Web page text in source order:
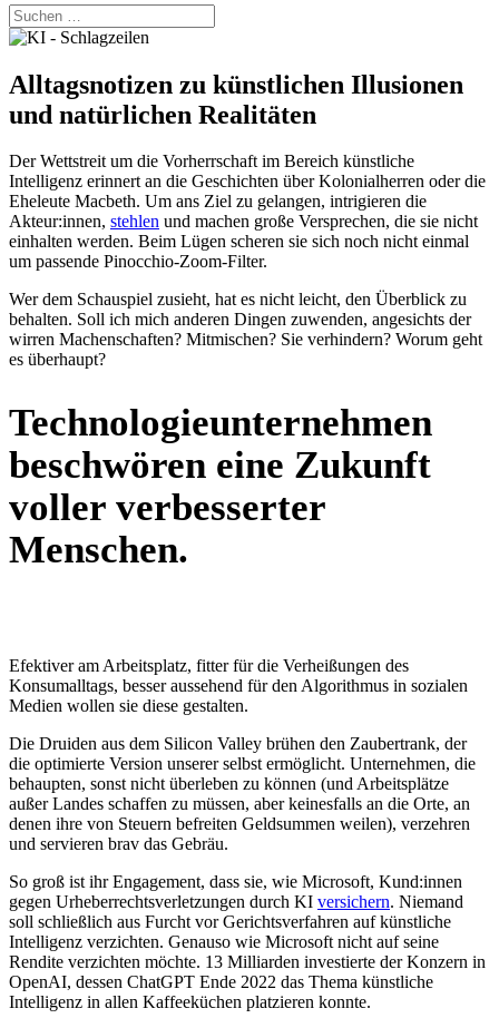
Suchen
nach:
Alltagsnotizen zu künstlichen Illusionen
und natürlichen Realitäten
Der Wettstreit um die Vorherrschaft im Bereich künstliche
Intelligenz erinnert an die Geschichten über Kolonialherren oder die
Eheleute Macbeth. Um ans Ziel zu gelangen, intrigieren die
Akteur:innen, stehlen und machen große Versprechen, die sie nicht
einhalten werden. Beim Lügen scheren sie sich noch nicht einmal
um passende Pinocchio-Zoom-Filter.
Wer dem Schauspiel zusieht, hat es nicht leicht, den Überblick zu
behalten. Soll ich mich anderen Dingen zuwenden, angesichts der
wirren Machenschaften? Mitmischen? Sie verhindern? Worum geht
es überhaupt?
Technologieunternehmen
beschwören eine Zukunft
voller verbesserter
Menschen.
Efektiver am Arbeitsplatz, fitter für die Verheißungen des
Konsumalltags, besser aussehend für den Algorithmus in sozialen
Medien wollen sie diese gestalten.
Die Druiden aus dem Silicon Valley brühen den Zaubertrank, der
die optimierte Version unserer selbst ermöglicht. Unternehmen, die
behaupten, sonst nicht überleben zu können (und Arbeitsplätze
außer Landes schaffen zu müssen, aber keinesfalls an die Orte, an
denen ihre von Steuern befreiten Geldsummen weilen), verzehren
und servieren brav das Gebräu.
So groß ist ihr Engagement, dass sie, wie Microsoft, Kund:innen
gegen Urheberrechtsverletzungen durch KI versichern. Niemand
soll schließlich aus Furcht vor Gerichtsverfahren auf künstliche
Intelligenz verzichten. Genauso wie Microsoft nicht auf seine
Rendite verzichten möchte. 13 Milliarden investierte der Konzern in
OpenAI, dessen ChatGPT Ende 2022 das Thema künstliche
Intelligenz in allen Kaffeeküchen platzieren konnte.